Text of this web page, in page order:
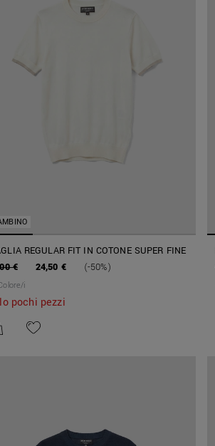
REGULAR FIT IN COTONE SUPER FINE
€
24,50 € (-50%)
i
pochi pezzi